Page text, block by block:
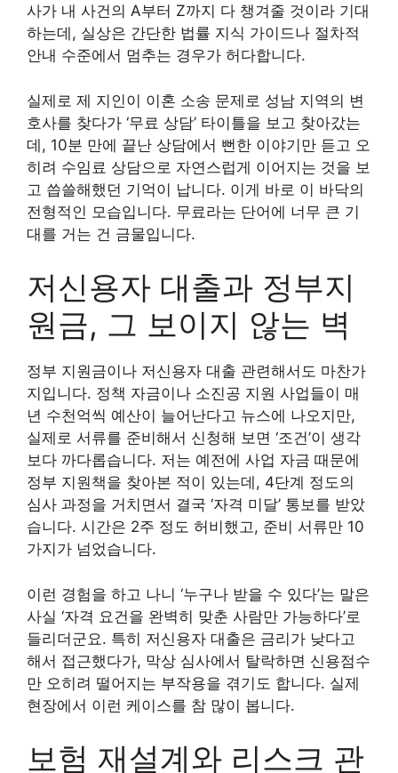
사가 내 사건의 A부터 Z까지 다 챙겨줄 것이라 기대
하는데, 실상은 간단한 법률 지식 가이드나 절차적
안내 수준에서 멈추는 경우가 허다합니다.
실제로 제 지인이 이혼 소송 문제로 성남 지역의 변
호사를 찾다가 ‘무료 상담’ 타이틀을 보고 찾아갔는
데, 10분 만에 끝난 상담에서 뻔한 이야기만 듣고 오
히려 수임료 상담으로 자연스럽게 이어지는 것을 보
고 씁쓸해했던 기억이 납니다. 이게 바로 이 바닥의
전형적인 모습입니다. 무료라는 단어에 너무 큰 기
대를 거는 건 금물입니다.
저신용자 대출과 정부지
원금, 그 보이지 않는 벽
정부 지원금이나 저신용자 대출 관련해서도 마찬가
지입니다. 정책 자금이나 소진공 지원 사업들이 매
년 수천억씩 예산이 늘어난다고 뉴스에 나오지만,
실제로 서류를 준비해서 신청해 보면 ‘조건’이 생각
보다 까다롭습니다. 저는 예전에 사업 자금 때문에
정부 지원책을 찾아본 적이 있는데, 4단계 정도의
심사 과정을 거치면서 결국 ‘자격 미달’ 통보를 받았
습니다. 시간은 2주 정도 허비했고, 준비 서류만 10
가지가 넘었습니다.
이런 경험을 하고 나니 ‘누구나 받을 수 있다’는 말은
사실 ‘자격 요건을 완벽히 맞춘 사람만 가능하다’로
들리더군요. 특히 저신용자 대출은 금리가 낮다고
해서 접근했다가, 막상 심사에서 탈락하면 신용점수
만 오히려 떨어지는 부작용을 겪기도 합니다. 실제
현장에서 이런 케이스를 참 많이 봅니다.
보험 재설계와 리스크 관